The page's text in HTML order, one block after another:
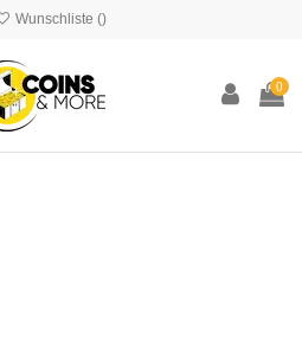
Wunschliste ()
0